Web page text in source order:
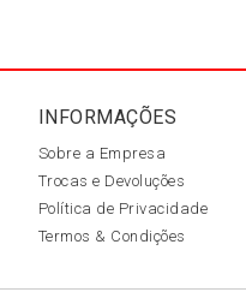
INFORMAÇÕES
Sobre a Empresa
Trocas e Devoluções
Política de Privacidade
Termos & Condições